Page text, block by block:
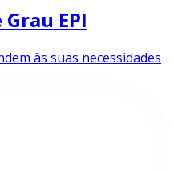
EPI
às suas necessidades